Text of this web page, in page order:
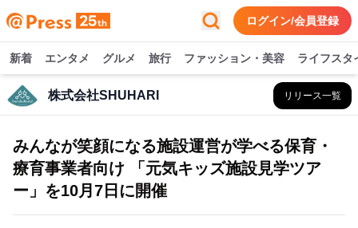
ログイン/会員登録
新着 エンタメ グルメ 旅行 ファッション・美容 ライフスタ
株式会社SHUHARI リリース一覧
みんなが笑顔になる施設運営が学べる保育・
療育事業者向け 「元気キッズ施設見学ツア
ー」を10月7日に開催